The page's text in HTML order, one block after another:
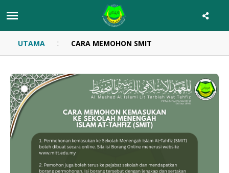
UTAMA : CARA MEMOHON SMIT